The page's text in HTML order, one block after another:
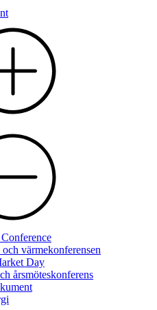
värmekonferensen
Day
årsmöteskonferens